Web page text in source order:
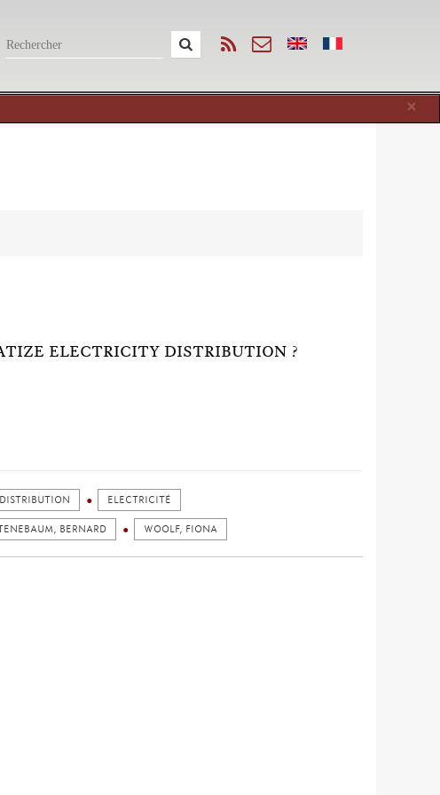
×
ELECTRICITY DISTRIBUTION ?
DISTRIBUTION ELECTRICITÉ
BERNARD WOOLF, FIONA